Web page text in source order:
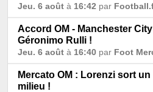
Jeu. 6 août à 16:42 par
Accord OM - Manchester
Géronimo Rulli !
Jeu. 6 août à 16:40 par Foot
Mercato OM : Lorenzi sort
milieu !